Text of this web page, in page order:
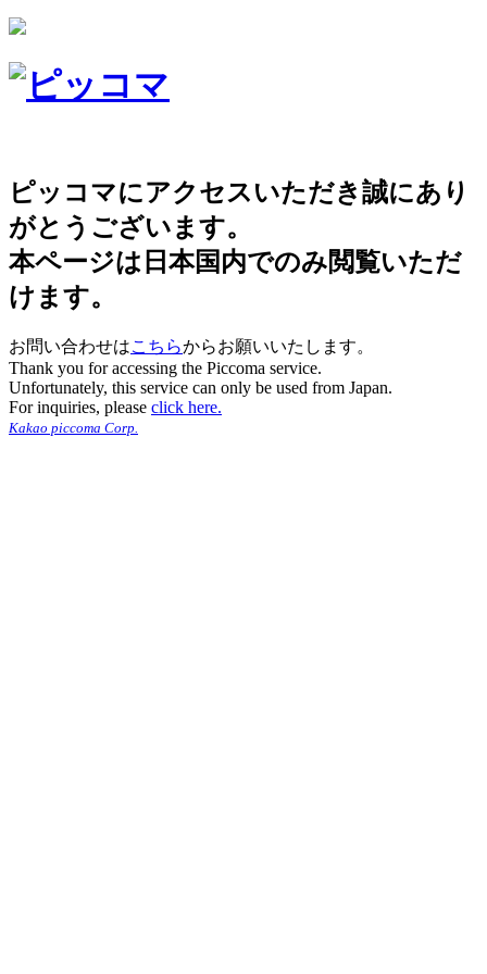
ピッコマにアクセスいただき誠にあり
がとうございます。
本ページは日本国内でのみ閲覧いただ
けます。
お問い合わせはこちらからお願いいたします。
Thank you for accessing the Piccoma service.
Unfortunately, this service can only be used from Japan.
For inquiries, please click here.
Kakao piccoma Corp.